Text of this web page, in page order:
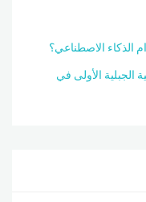
الذكاء الاصطناعي؟
الجبلية الأولى في